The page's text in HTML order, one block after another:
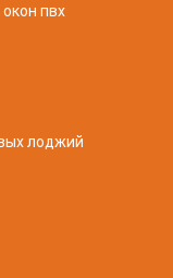
пвх
лоджий